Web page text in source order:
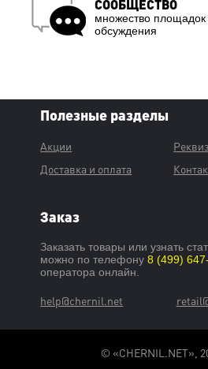
СООБЩЕСТВО
множество площадок
обсуждения
Полезные разделы
Акции
Доставка и оплата
Заказ
Заказать товары или узнать
можно по телефону8 (499)
оператора онлайн.
help@chernil.net
© «CHERNIL.NET»,